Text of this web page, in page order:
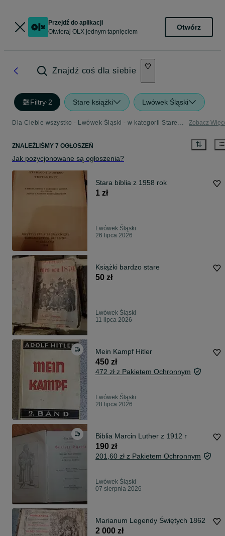
Przejdź do aplikacji
Otwieraj OLX jednym tapnięciem
Otwórz
Znajdź coś dla siebie
Filtry·2 Stare książki Lwówek Śląski
Dla Ciebie wszystko - Lwówek Śląski - w kategorii Stare książki Zobacz
ZNALEŹLIŚMY 7 OGŁOSZEŃ
Jak pozycjonowane są ogłoszenia?
Stara biblia z 1958 rok
1 zł
Lwówek Śląski
26 lipca 2026
Książki bardzo stare
50 zł
Lwówek Śląski
11 lipca 2026
Mein Kampf Hitler
450 zł
472 zł z Pakietem Ochronnym
Lwówek Śląski
28 lipca 2026
Biblia Marcin Luther z 1912 r
190 zł
201,60 zł z Pakietem Ochronnym
Lwówek Śląski
07 sierpnia 2026
Marianum Legendy Świętych 1862
2 000 zł